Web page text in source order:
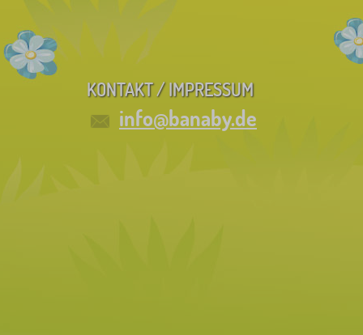
KONTAKT / IMPRESSUM
info@banaby.de